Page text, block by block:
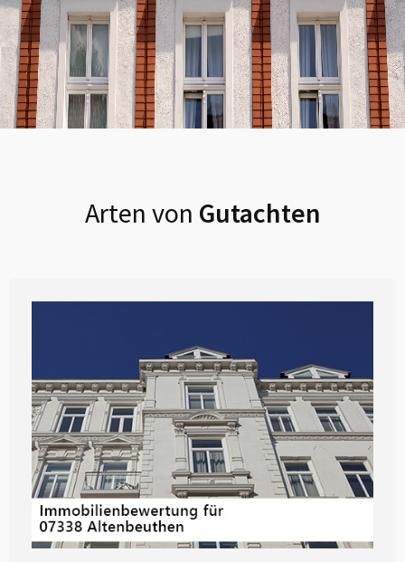
Arten von Gutachten